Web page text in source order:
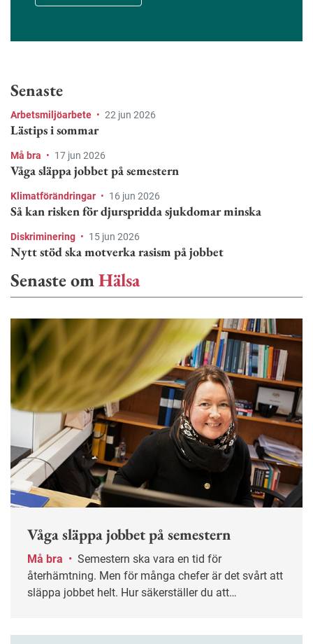
Senaste
Arbetsmiljöarbete • 22 jun 2026
Lästips i sommar
Må bra • 17 jun 2026
Våga släppa jobbet på semestern
Klimatförändringar • 16 jun 2026
Så kan risken för djurspridda sjukdomar minska
Diskriminering • 15 jun 2026
Nytt stöd ska motverka rasism på jobbet
Senaste omHälsa
Våga släppa jobbet på semestern
Må bra •
återhämtning. Men för många chefer är det svårt att
släppa jobbet helt. Hur säkerställer du att